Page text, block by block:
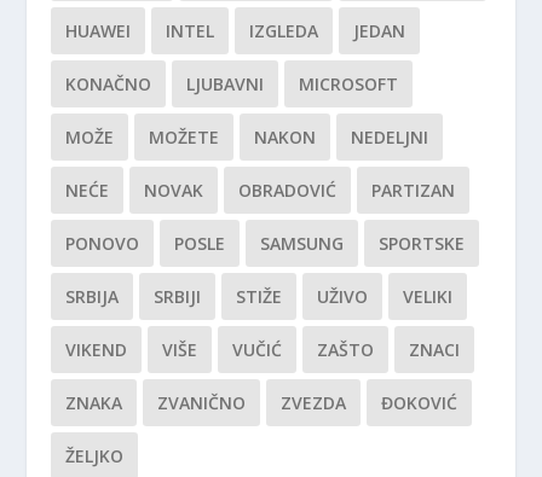
HUAWEI INTEL IZGLEDA JEDAN
KONAČNO LJUBAVNI MICROSOFT
MOŽE MOŽETE NAKON NEDELJNI
NEĆE NOVAK OBRADOVIĆ PARTIZAN
PONOVO POSLE SAMSUNG SPORTSKE
SRBIJA SRBIJI STIŽE UŽIVO VELIKI
VIKEND VIŠE VUČIĆ ZAŠTO ZNACI
ZNAKA ZVANIČNO ZVEZDA ĐOKOVIĆ
ŽELJKO